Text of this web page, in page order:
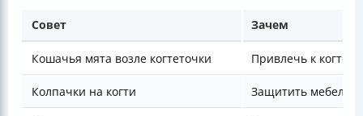
Совет Зачем
Кошачья мята возле когтеточки Привлечь к
Колпачки на когти Защитить мебель